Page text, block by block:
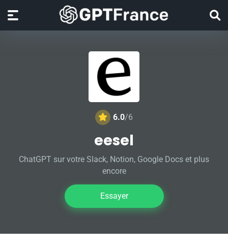
6.0/6
eesel
ChatGPT sur votre Slack, Notion, Google Docs et plus
encore
Essayer